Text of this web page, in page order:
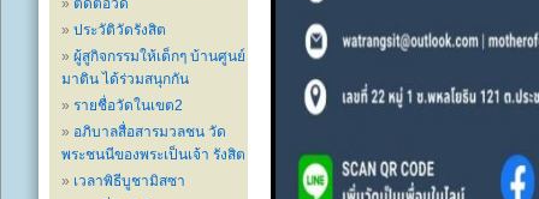
ติดต่อวัด
ประวัติวัดรังสิต
ผู้สูกิจกรรมให้เด็กๆ บ้านศูนย์
มาติน ได้ร่วมสนุกกัน
รายชื่อวัดในเขต2
อภิบาลสื่อสารมวลชน วัด
พระชนนีของพระเป็นเจ้า รังสิต
เวลาพิธีบูชามิสซา